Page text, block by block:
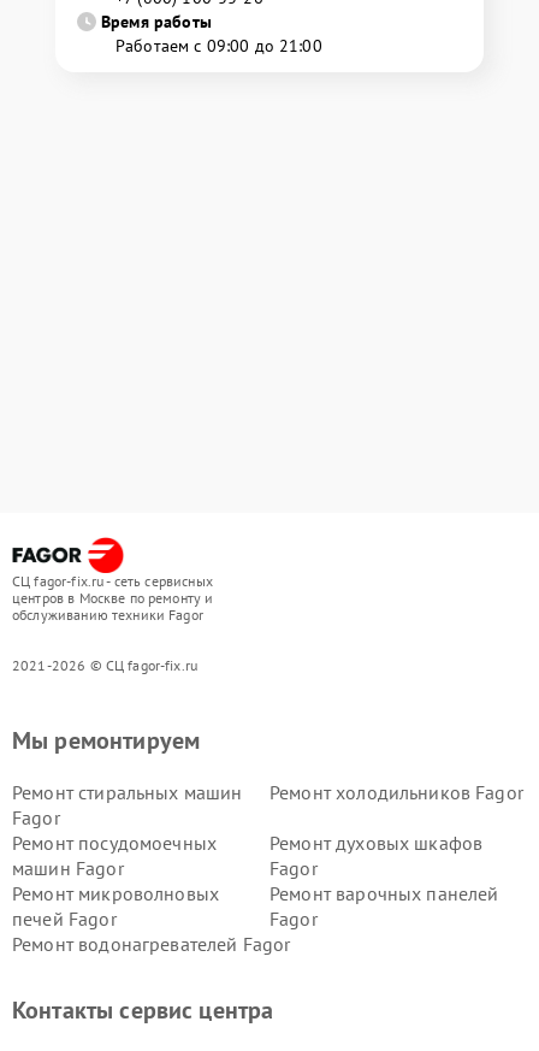
Время работы
Работаем с 09:00 до 21:00
СЦ fagor-fix.ru - сеть сервисных
центров в Москве по ремонту и
обслуживанию техники Fagor
2021-2026 © СЦ fagor-fix.ru
Мы ремонтируем
Ремонт стиральных машин
Fagor
Ремонт холодильников Fagor
Ремонт посудомоечных
машин Fagor
Ремонт духовых шкафов
Fagor
Ремонт микроволновых
печей Fagor
Ремонт варочных панелей
Fagor
Ремонт водонагревателей Fagor
Контакты сервис центра